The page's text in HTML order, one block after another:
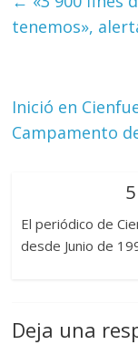
tenemos»,
Inició en
Campamento
El periódico de
desde Junio de
Deja una